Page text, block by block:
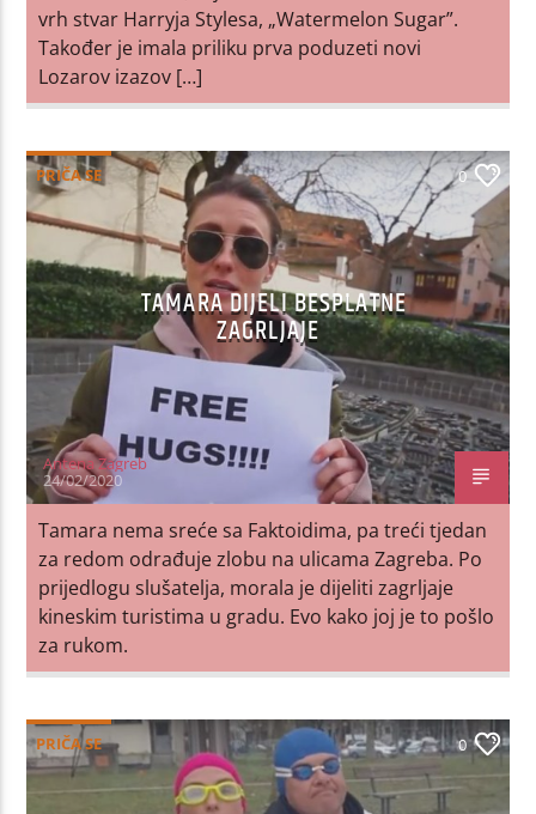
vrh stvar Harryja Stylesa, „Watermelon Sugar”.
Također je imala priliku prva poduzeti novi
Lozarov izazov […]
PRIČA SE 0
TAMARA DIJELI BESPLATNE
ZAGRLJAJE
Antena Zagreb
24/02/2020
Tamara nema sreće sa Faktoidima, pa treći tjedan
za redom odrađuje zlobu na ulicama Zagreba. Po
prijedlogu slušatelja, morala je dijeliti zagrljaje
kineskim turistima u gradu. Evo kako joj je to pošlo
za rukom.
PRIČA SE 0